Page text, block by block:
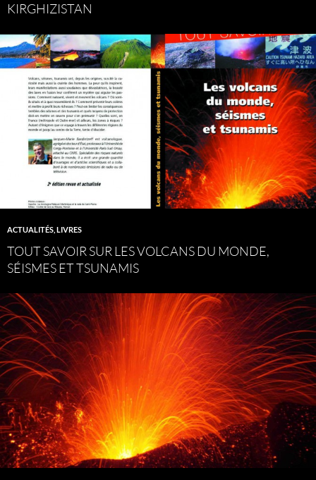
KIRGHIZISTAN
ACTUALITÉS LIVRES
TOUT SAVOIR SUR LES VOLCANS DU MONDE,
SÉISMES ET TSUNAMIS